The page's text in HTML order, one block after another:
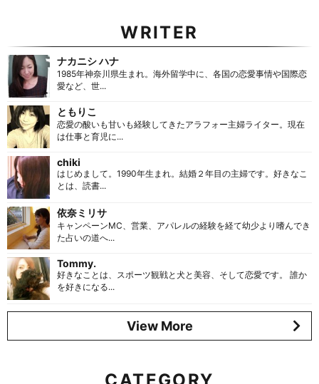
WRITER
ナカニシ ハナ
1985年神奈川県生まれ。海外留学中に、各国の恋愛事情や国際恋
愛など、世...
ともりこ
恋愛の酸いも甘いも経験してきたアラフォー主婦ライター。現在
は仕事と育児に...
chiki
はじめまして。1990年生まれ。結婚２年目の主婦です。好きなこ
とは、読書...
依奈ミリサ
キャンペーンMC、営業、アパレルの経験を経て幼少より嗜んでき
た占いの道へ...
Tommy.
好きなことは、スポーツ観戦と犬と美容、そして恋愛です。 誰か
を好きになる...
View More